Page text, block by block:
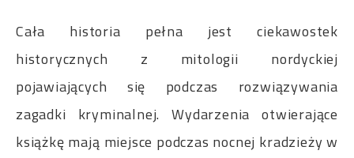
Cała historia pełna jest ciekawostek
historycznych z mitologii nordyckiej
pojawiających się podczas rozwiązywania
zagadki kryminalnej. Wydarzenia otwierające
książkę mają miejsce podczas nocnej kradzieży w